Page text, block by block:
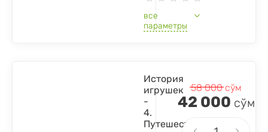
все
параметры
История
игрушек
-
4.
Путешествие
58 000сўм
42 000 сўм